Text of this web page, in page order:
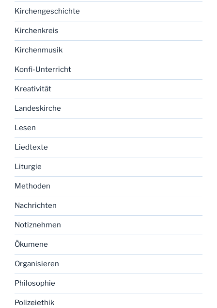
Kirchengeschichte
Kirchenkreis
Kirchenmusik
Konfi-Unterricht
Kreativität
Landeskirche
Lesen
Liedtexte
Liturgie
Methoden
Nachrichten
Notiznehmen
Ökumene
Organisieren
Philosophie
Polizeiethik